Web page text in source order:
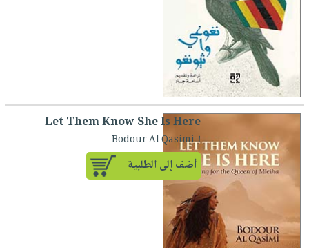
Let Them Know She Is Here
لـ Bodour Al Qasimi
أضف إلى الطلبية